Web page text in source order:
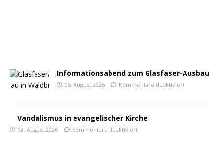
Informationsabend zum Glasfaser-Ausbau
05. August 2026 Kommentare deaktiviert
Vandalismus in evangelischer Kirche
03. August 2026 Kommentare deaktiviert